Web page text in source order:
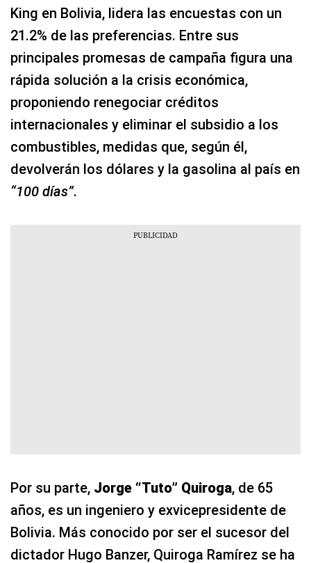
King en Bolivia, lidera las encuestas con un
21.2% de las preferencias. Entre sus
principales promesas de campaña figura una
rápida solución a la crisis económica,
proponiendo renegociar créditos
internacionales y eliminar el subsidio a los
combustibles, medidas que, según él,
devolverán los dólares y la gasolina al país en
“100 días”.
Por su parte, Jorge “Tuto” Quiroga, de 65
años, es un ingeniero y exvicepresidente de
Bolivia. Más conocido por ser el sucesor del
dictador Hugo Banzer, Quiroga Ramírez se ha